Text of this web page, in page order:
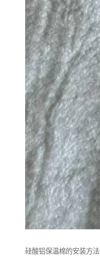
硅酸铝保温棉的安装方法